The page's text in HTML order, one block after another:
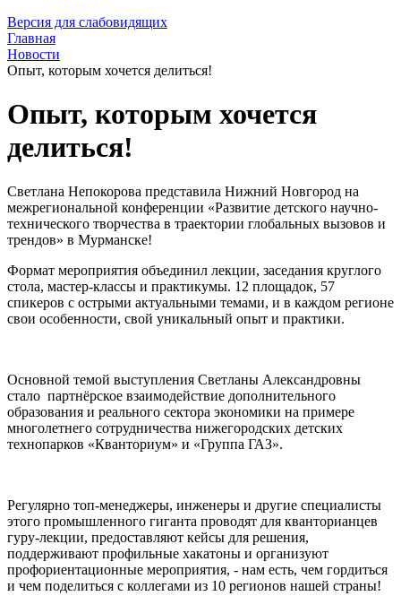
Версия для слабовидящих
Главная
Новости
Опыт, которым хочется делиться!
Опыт, которым хочется
делиться!
Светлана Непокорова представила Нижний Новгород на
межрегиональной конференции «Развитие детского научно-
технического творчества в траектории глобальных вызовов и
трендов» в Мурманске!
Формат мероприятия объединил лекции, заседания круглого
стола, мастер-классы и практикумы. 12 площадок, 57
спикеров с острыми актуальными темами, и в каждом регионе
свои особенности, свой уникальный опыт и практики.
Основной темой выступления Светланы Александровны
стало партнёрское взаимодействие дополнительного
образования и реального сектора экономики на примере
многолетнего сотрудничества нижегородских детских
технопарков «Кванториум» и «Группа ГАЗ».
Регулярно топ-менеджеры, инженеры и другие специалисты
этого промышленного гиганта проводят для кванторианцев
гуру-лекции, предоставляют кейсы для решения,
поддерживают профильные хакатоны и организуют
профориентационные мероприятия, - нам есть, чем гордиться
и чем поделиться с коллегами из 10 регионов нашей страны!